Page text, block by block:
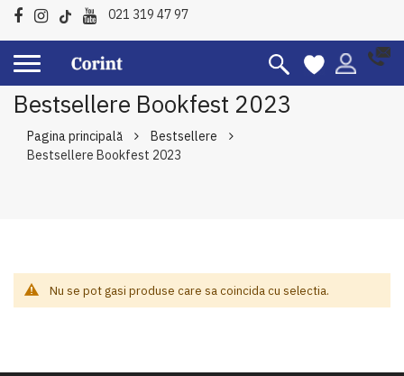
021 319 47 97
Bestsellere Bookfest 2023
Pagina principală
Bestsellere
Bestsellere Bookfest 2023
Nu se pot gasi produse care sa coincida cu selectia.